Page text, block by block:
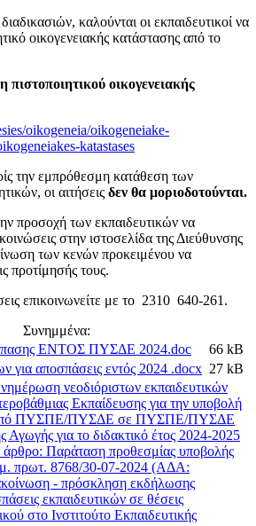
καλούνται οι εκπαιδευτικοί να
οικογενειακής κατάστασης από το
πιστοποιητικού οικογενειακής
oikogeneia/oikogeneiake-
katastases
την εμπρόθεσμη κατάθεση των
οι αιτήσεις δεν θα μοριοδοτούνται.
προσοχή των εκπαιδευτικών να
στην ιστοσελίδα της Διεύθυνσης
των κενών προκειμένου να
προτίμησής τους.
επικοινωνείτε με το 2310 640-261.
Συνημμένα:
ΕΝΤΟΣ ΠΥΣΔΕ 2024.doc
66 kB
για αποσπάσεις εντός 2024 .docx 27 kB
νεοδιόριστων εκπαιδευτικών
Εκπαίδευσης για την υποβολή
από ΠΥΣΠΕ/ΠΥΣΔΕ σε ΠΥΣΠΕ/ΠΥΣΔΕ
Αγωγής για το διδακτικό έτος 2024-2025
Παράταση προθεσμίας υποβολής
πρωτ. 8768/30-07-2024 (ΑΔΑ:
- πρόσκληση εκδήλωσης
εκπαιδευτικών σε θέσεις
στο Ινστιτούτο Εκπαιδευτικής